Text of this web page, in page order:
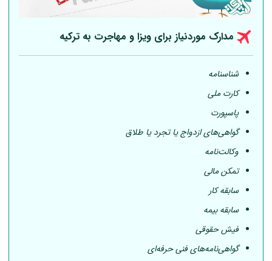
مدارک موردنیاز برای ویزا و مهاجرت به ترکیه
شناسنامه
کارت ملی
پاسپورت
گواهی‌های ازدواج یا تجرد یا طلاق
وکالت‌نامه
تمکن مالی
سابقه کار
سابقه بیمه
فیش حقوقی
گواهی‌نامه‌های فنی حرفه‌ای